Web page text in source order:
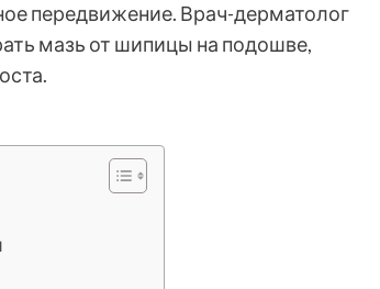
передвижение. Врач-дерматолог
мазь от шипицы на подошве,